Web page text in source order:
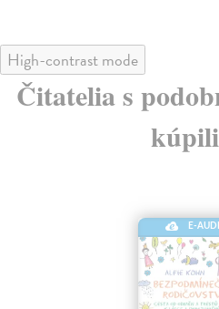
High-contrast mode
Čitatelia s
E-